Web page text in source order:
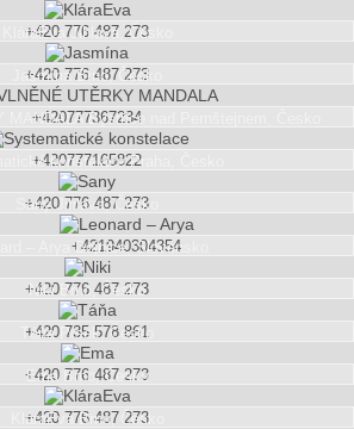
KláraEva Jihlava, Česko
+420 776 487 273
Jasmína Brno, Česko
+420 776 487 273
MANDALA Bystřice nad Pernštejnem, Česko
+420777367234
konstelace Praha, Česko
+420777165822
Sany Jihlava, Česko
+420 776 487 273
Bojnice, Slovensko
+421940304354
Niki Brno, Česko
+420 776 487 273
Táňa Písek, Česko
+420 735 578 861
Ema Brno, Česko
+420 776 487 273
KláraEva Brno, Česko
+420 776 487 273